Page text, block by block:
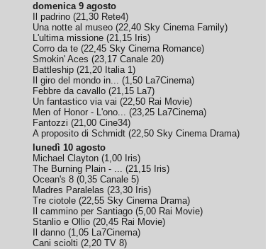
domenica 9 agosto
Il padrino (21,30 Rete4)
Una notte al museo (22,40 Sky Cinema Family)
L'ultima missione (21,15 Iris)
Corro da te (22,45 Sky Cinema Romance)
Smokin' Aces (23,17 Canale 20)
Battleship (21,20 Italia 1)
Il giro del mondo in... (1,50 La7Cinema)
Febbre da cavallo (21,15 La7)
Un fantastico via vai (22,50 Rai Movie)
Men of Honor - L'ono... (23,25 La7Cinema)
Fantozzi (21,00 Cine34)
A proposito di Schmidt (22,50 Sky Cinema Drama)
lunedì 10 agosto
Michael Clayton (1,00 Iris)
The Burning Plain - ... (21,15 Iris)
Ocean's 8 (0,35 Canale 5)
Madres Paralelas (23,30 Iris)
Tre ciotole (22,55 Sky Cinema Drama)
Il cammino per Santiago (5,00 Rai Movie)
Stanlio e Ollio (20,45 Rai Movie)
Il danno (1,05 La7Cinema)
Cani sciolti (2,20 TV 8)